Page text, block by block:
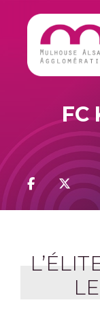
FC